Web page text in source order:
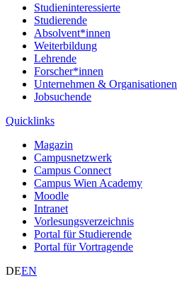
Studieninteressierte
Studierende
Absolvent*innen
Weiterbildung
Lehrende
Forscher*innen
Unternehmen & Organisationen
Jobsuchende
Quicklinks
Magazin
Campusnetzwerk
Campus Connect
Campus Wien Academy
Moodle
Intranet
Vorlesungsverzeichnis
Portal für Studierende
Portal für Vortragende
DEEN